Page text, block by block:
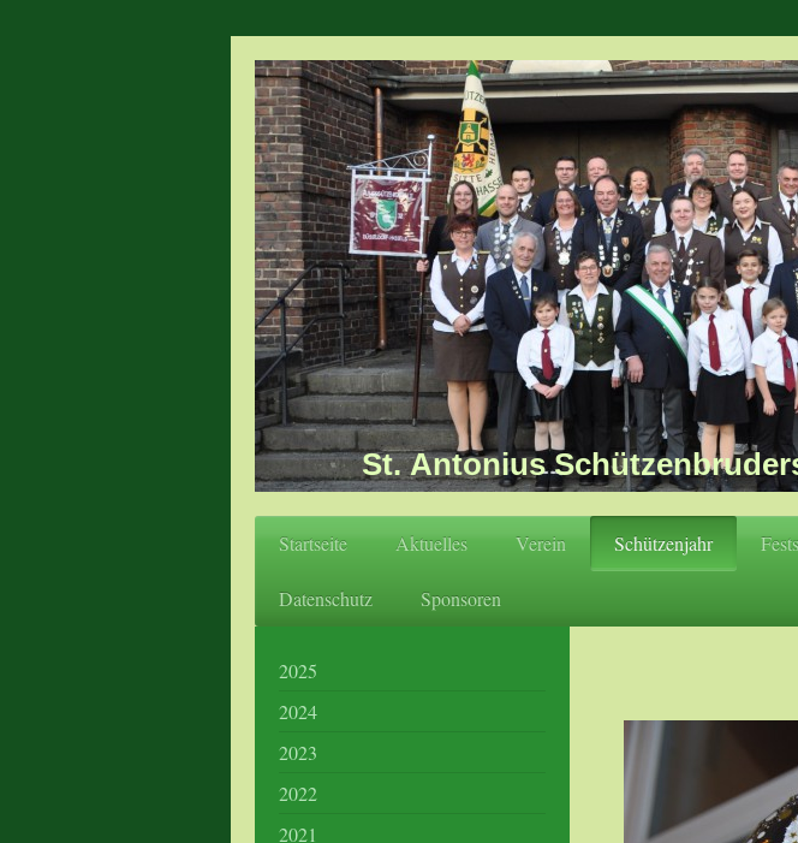
St. Antonius
Startseite Aktuelles Verein Schützenjahr
Datenschutz Sponsoren
2025
2024
2023
2022
2021